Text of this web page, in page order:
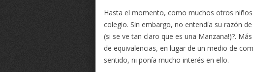
Hasta el momento, como muchos otros
colegio. Sin embargo, no entendía su razón
(si se ve tan claro que es una Manzana!)?.
de equivalencias, en lugar de un medio de
sentido, ni ponía mucho interés en ello.